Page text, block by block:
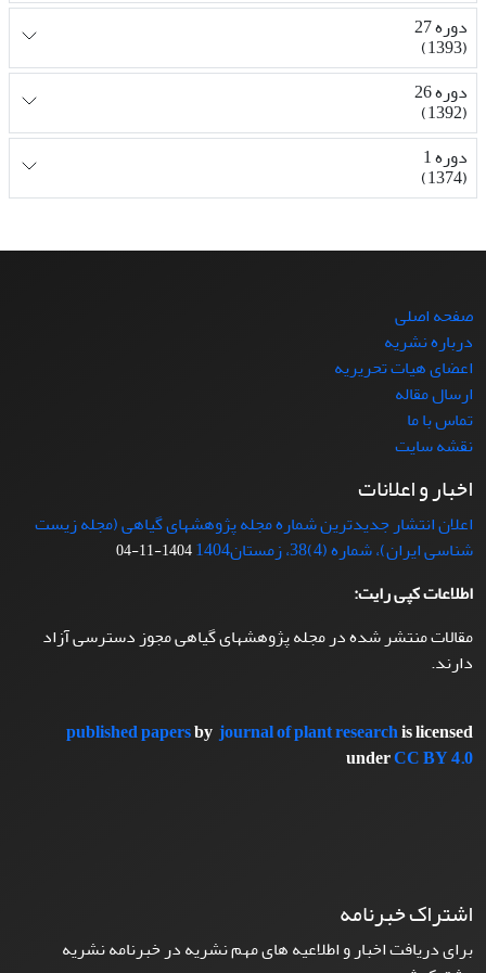
دوره 27
(1393)
دوره 26
(1392)
دوره 1
(1374)
صفحه اصلی
درباره نشریه
اعضای هیات تحریریه
ارسال مقاله
تماس با ما
نقشه سایت
اخبار و اعلانات
اعلان انتشار جدیدترین شماره مجله پژوهشهای گیاهی (مجله زیست
شناسی ایران)، شماره (4)38، زمستان1404
1404-11-04
اطلاعات کپی رایت:
مقالات منتشر شده در مجله پژوهشهای گیاهی مجوز دسترسی آزاد
دارند.
published papersbyjournal of plant researchis licensed
underCC BY 4.0
اشتراک خبرنامه
برای دریافت اخبار و اطلاعیه های مهم نشریه در خبرنامه نشریه